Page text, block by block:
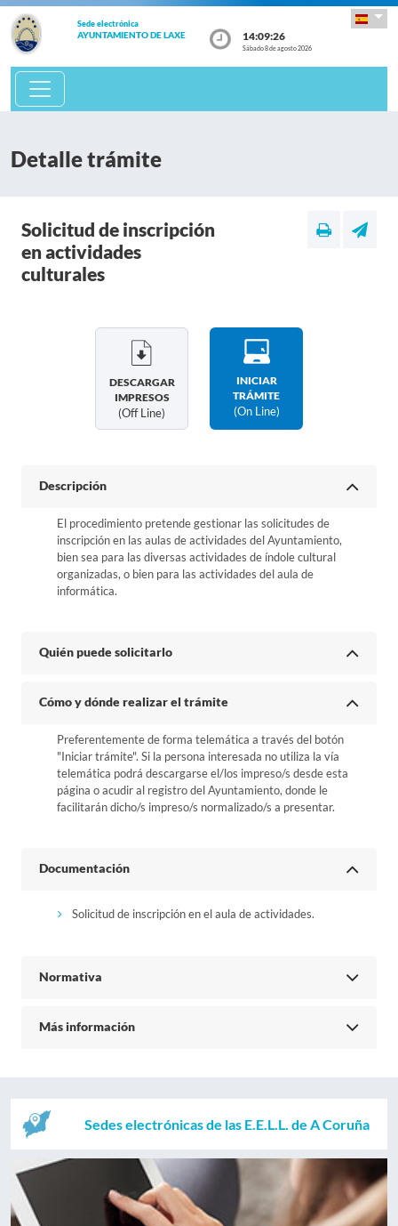
Sede electrónica
AYUNTAMIENTO DE LAXE 14:09:26
Sábado 8 de agosto 2026
Detalle trámite
Solicitud de inscripción
en actividades
culturales
DESCARGAR
IMPRESOS
(off Line)
INICIAR
TRÁMITE
(on Line)
Descripción
El procedimiento pretende gestionar las solicitudes de
inscripción en las aulas de actividades del Ayuntamiento,
bien sea para las diversas actividades de índole cultural
organizadas, o bien para las actividades del aula de
informática.
Quién puede solicitarlo
Cómo y dónde realizar el trámite
Preferentemente de forma telemática a través del botón
"Iniciar trámite". Si la persona interesada no utiliza la vía
telemática podrá descargarse el/los impreso/s desde esta
página o acudir al registro del Ayuntamiento, donde le
facilitarán dicho/s impreso/s normalizado/s a presentar.
Documentación
Solicitud de inscripción en el aula de actividades.
Normativa
Más información
Sedes electrónicas de las E.E.L.L. de A Coruña